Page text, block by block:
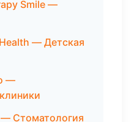
Smile —
— Детская
—
Стоматология